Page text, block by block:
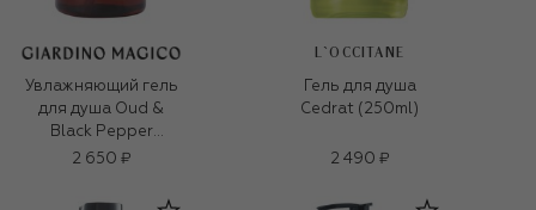
Увлажняющий гель
для душа Oud &
Black Pepper
(500ml)
2 650 ₽
L`OCCITANE
Гель для душа
Cedrat (250ml)
2 490 ₽